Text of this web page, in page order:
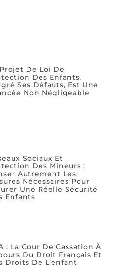
De Loi De
Des Enfants,
Ses Défauts, Est Une
Non Négligeable
Sociaux Et
Des Mineurs :
Autrement Les
Nécessaires Pour
Une Réelle Sécurité
Enfants
: La Cour De Cassation À
Du Droit Français Et
Droits De L’enfant